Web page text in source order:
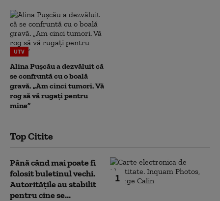
UTV
Alina Pușcău a dezvăluit că
se confruntă cu o boală
gravă. „Am cinci tumori. Vă
rog să vă rugați pentru
mine”
Top Citite
1
Până când mai poate fi
folosit buletinul vechi.
Autoritățile au stabilit
pentru cine se...